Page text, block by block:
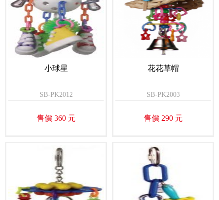
小球星
SB-PK2012
售價 360 元
花花草帽
SB-PK2003
售價 290 元